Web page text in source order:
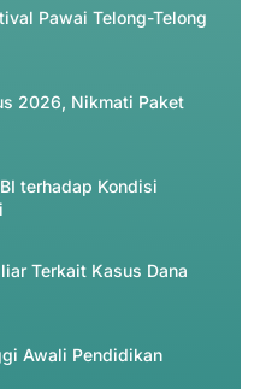
Pawai Telong-Telong
2026, Nikmati Paket
terhadap Kondisi
Terkait Kasus Dana
Awali Pendidikan